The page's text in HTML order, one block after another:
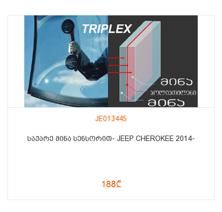
JE013445
ᲡᲐᲥᲐᲠᲔ ᲛᲘᲜᲐ ᲡᲔᲜᲡᲝᲠᲘᲗ- JEEP CHEROKEE 2014-
188₾